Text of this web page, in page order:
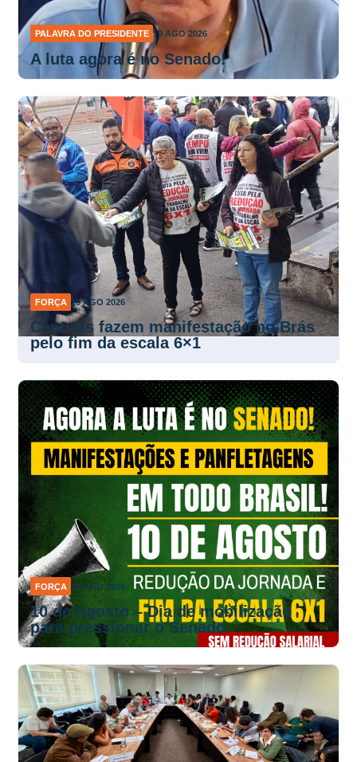
PALAVRA DO PRESIDENTE 10 AGO 2026
A luta agora é no Senado!
FORÇA 10 AGO 2026
Centrais fazem manifestação no Brás
pelo fim da escala 6×1
FORÇA 10 AGO 2026
10 de Agosto – Dia de mobilização
para pressionar o Senado